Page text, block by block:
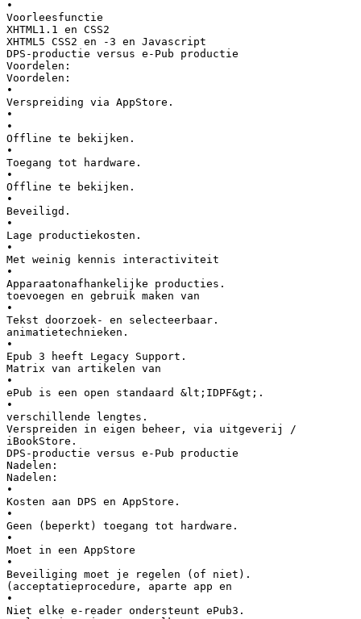
•
Voorleesfunctie
XHTML1.1 en CSS2
XHTML5 CSS2 en -3 en Javascript
DPS-productie versus e-Pub productie
Voordelen:
Voordelen:
•
Verspreiding via AppStore.
•
•
Offline te bekijken.
•
Toegang tot hardware.
•
Offline te bekijken.
•
Beveiligd.
•
Lage productiekosten.
•
Met weinig kennis interactiviteit
•
Apparaatonafhankelijke producties.
toevoegen en gebruik maken van
•
Tekst doorzoek- en selecteerbaar.
animatietechnieken.
•
Epub 3 heeft Legacy Support.
Matrix van artikelen van
•
ePub is een open standaard &lt;IDPF&gt;.
•
verschillende lengtes.
Verspreiden in eigen beheer, via uitgeverij /
iBookStore.
DPS-productie versus e-Pub productie
Nadelen:
Nadelen:
•
Kosten aan DPS en AppStore.
•
Geen (beperkt) toegang tot hardware.
•
Moet in een AppStore
•
Beveiliging moet je regelen (of niet).
(acceptatieprocedure, aparte app en
•
Niet elke e-reader ondersteunt ePub3.